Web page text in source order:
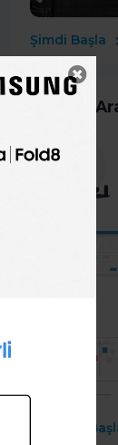
Şimdi Başla
Kariyer
Ücretsiz